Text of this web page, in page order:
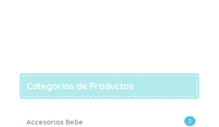
Categorias de Productos
Accesorios Bebe 3